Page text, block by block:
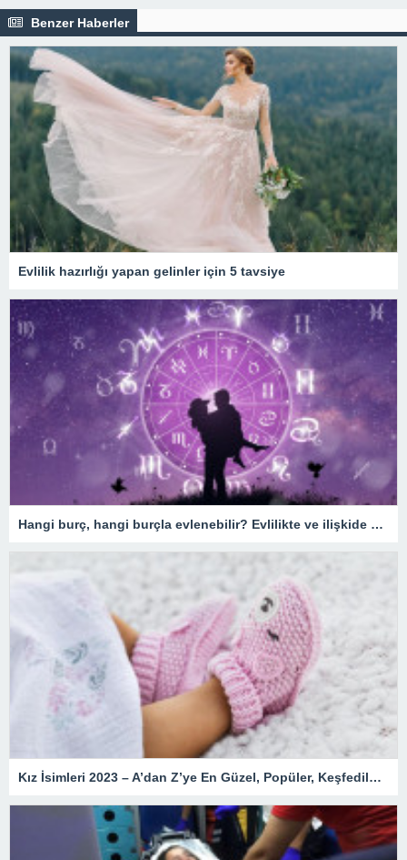
Benzer Haberler
Evlilik hazırlığı yapan gelinler için 5 tavsiye
Hangi burç, hangi burçla evlenebilir? Evlilikte ve ilişkide burç uyumu
Kız İsimleri 2023 – A’dan Z’ye En Güzel, Popüler, Keşfedilmemiş, Nadir, Yeni, Değişik, Kozmik, Enteresan, Kız Çocuk İsimleri ve Anlamları